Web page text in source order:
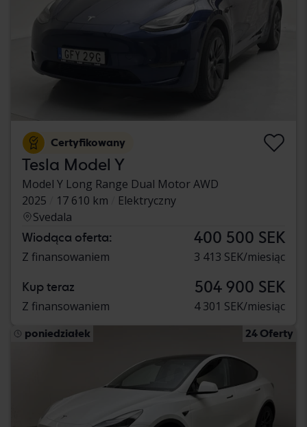
Certyfikowany
Tesla Model Y
Model Y Long Range Dual Motor AWD
2025
17 610 km
Elektryczny
Svedala
Wiodąca oferta: 400 500 SEK
Z finansowaniem 3 413 SEK/miesiąc
Kup teraz 504 900 SEK
Z finansowaniem 4 301 SEK/miesiąc
poniedziałek 24 Oferty